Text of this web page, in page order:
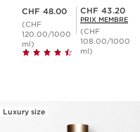
CHF 48.00
(CHF
120.00/1000
ml)
Prix Sérénité CHF 43.20
CHF 43.20
PRIX MEMBRE
(CHF
108.00/1000
ml)
Luxury size